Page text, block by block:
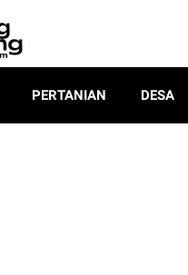
PERTANIAN DESA